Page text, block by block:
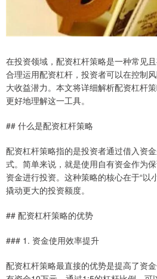
在投资领域，配资杠杆策略是一种常见
合理运用配资杠杆，投资者可以在控制
大收益潜力。本文将详细解析配资杠杆
更好地理解这一工具。
## 什么是配资杠杆策略
配资杠杆策略指的是投资者通过借入资
式。简单来说，就是使用自有资金作为
资金进行投资。这种策略的核心在于“以
撬动更大的投资额度。
## 配资杠杆策略的优势
### 1. 资金使用效率提升
配资杠杆策略最直接的优势是提高了资